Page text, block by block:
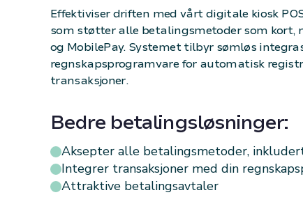
Effektiviser driften med vårt digitale kiosk
som støtter alle betalingsmetoder som kort,
og MobilePay. Systemet tilbyr sømløs
regnskapsprogramvare for automatisk
transaksjoner.
Bedre betalingsløsninger:
Aksepter alle betalingsmetoder,
Integrer transaksjoner med din
Attraktive betalingsavtaler